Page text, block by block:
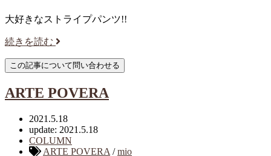
大好きなストライプパンツ!!
続きを読む
ARTE POVERA
2021.5.18
update: 2021.5.18
COLUMN
ARTE POVERA /mio